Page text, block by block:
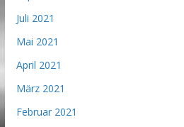
Juli 2021
Mai 2021
April 2021
März 2021
Februar 2021